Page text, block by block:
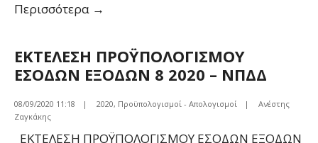
Περισσότερα →
ΕΞΟΔΩΝ
ΔΗΜΟΥ
ΚΙΛΚΙΣ,
ΕΚΤΕΛΕΣΗ ΠΡΟΫΠΟΛΟΓΙΣΜΟΥ
ΕΣΟΔΩΝ ΕΞΟΔΩΝ 8 2020 – ΝΠΔΔ
08/09/2020 11:18 | 2020, Προϋπολογισμοί - Απολογισμοί |
Ανέστης
Ζαγκάκης
ΕΚΤΕΛΕΣΗ ΠΡΟΫΠΟΛΟΓΙΣΜΟΥ ΕΣΟΔΩΝ ΕΞΟΔΩΝ